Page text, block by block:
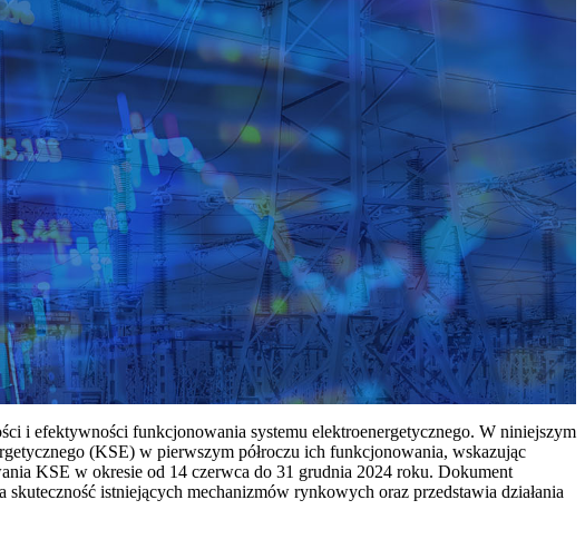
i efektywności funkcjonowania systemu elektroenergetycznego. W niniejszym
(KSE) w pierwszym półroczu ich funkcjonowania, wskazując
KSE w okresie od 14 czerwca do 31 grudnia 2024 roku. Dokument
istniejących mechanizmów rynkowych oraz przedstawia działania